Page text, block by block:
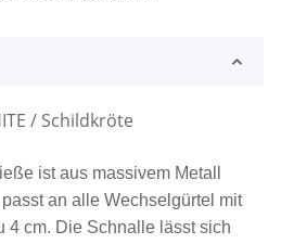
/ Schildkröte
ist aus massivem Metall
an alle Wechselgürtel mit
4 cm. Die Schnalle lässt sich